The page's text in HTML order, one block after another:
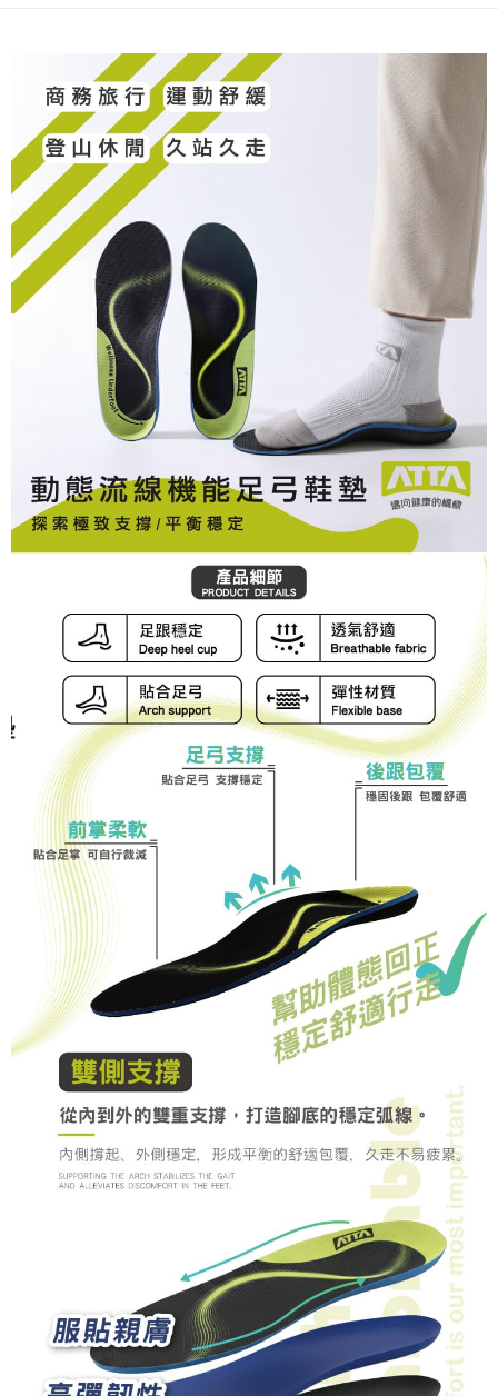
是否繳費成功／繳費後需取消欲退款等相關疑問，請聯繫「AFTEE先享後付
客戶支援中心」https://netprotections.freshdesk.com/support/home
【注意事項】
１．透過由恩沛科技股份有限公司提供之「AFTEE先享後付」服務完成之交
易，需依本服務之必要範圍內提供個人資料，並將交易相關給付款項請求債
權轉讓予恩沛科技股份有限公司。
２．關於個人資料處理事宜，請瀏覽以下網址：
https://aftee.tw/terms/#terms3
３．未成年的使用者請事先徵得法定代理人或監護人之同意方可使用
「AFTEE先享後付」，若未經同意申辦者引起之損失，本公司不負相關責
任。
４．使用「AFTEE先享後付」時，將依據個別帳號之用戶狀況，依本公司即
時審查核予不同之上限額度；若仍有額度不足之情形，本公司將視審查結果
請求用戶進行身份認證。
５．嚴禁一人註冊多個帳號或使用他人資訊註冊。若發現惡意使用之情形，
恩沛科技股份有限公司將有權停止該用戶之使用額度並採取法律行動。
每筆NT$80，滿NT$490(含以上)免運費
宅配
每筆NT$80，滿NT$490(含以上)免運費
離島宅配
每筆NT$150，滿NT$800(含以上)免運費
港澳地區 查看運費